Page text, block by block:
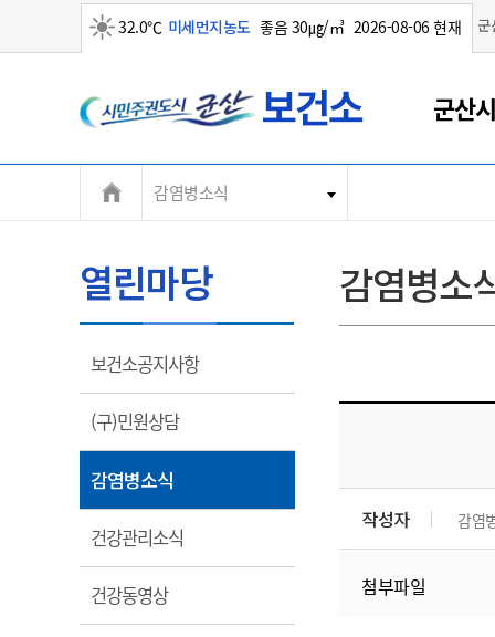
32.0℃ 미세먼지농도 좋음 30㎍/㎥ 2026-08-06 현재 군
산
시
군산
감염병소식
열린마당
보건소공지사항열
림
(구)민원상담열
림
감염병소식
림
건강관리소식
림
건강동영상열
림
감염병소
작성자 감염
첨부파일